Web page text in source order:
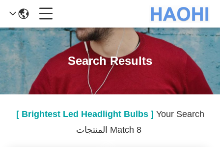
Search Results
Your Search
[ Brightest Led Headlight Bulbs ]